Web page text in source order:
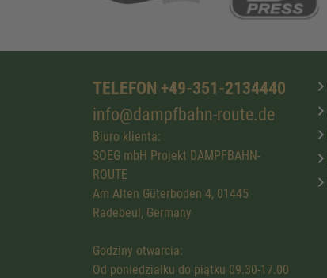
TELEFON +49-351-2134440
info@dampfbahn-route.de
Biuro klienta:
SOEG mbH Projekt DAMPFBAHN-
ROUTE
Am Alten Güterboden 4, 01445
Radebeul, Germany
Godziny otwarcia:
Od poniedziałku do piątku 09.30-17.00